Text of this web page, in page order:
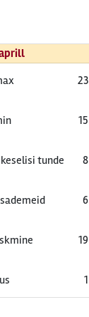
23
15
tunde
8
6
19
1